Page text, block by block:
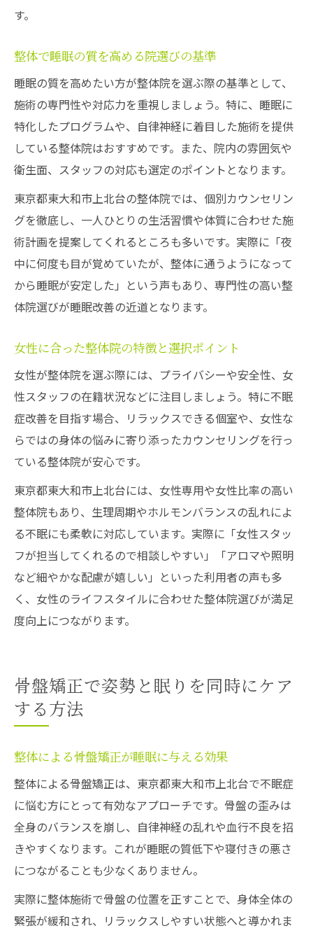
す。
整体で睡眠の質を高める院選びの基準
睡眠の質を高めたい方が整体院を選ぶ際の基準として、
施術の専門性や対応力を重視しましょう。特に、睡眠に
特化したプログラムや、自律神経に着目した施術を提供
している整体院はおすすめです。また、院内の雰囲気や
衛生面、スタッフの対応も選定のポイントとなります。
東京都東大和市上北台の整体院では、個別カウンセリン
グを徹底し、一人ひとりの生活習慣や体質に合わせた施
術計画を提案してくれるところも多いです。実際に「夜
中に何度も目が覚めていたが、整体に通うようになって
から睡眠が安定した」という声もあり、専門性の高い整
体院選びが睡眠改善の近道となります。
女性に合った整体院の特徴と選択ポイント
女性が整体院を選ぶ際には、プライバシーや安全性、女
性スタッフの在籍状況などに注目しましょう。特に不眠
症改善を目指す場合、リラックスできる個室や、女性な
らではの身体の悩みに寄り添ったカウンセリングを行っ
ている整体院が安心です。
東京都東大和市上北台には、女性専用や女性比率の高い
整体院もあり、生理周期やホルモンバランスの乱れによ
る不眠にも柔軟に対応しています。実際に「女性スタッ
フが担当してくれるので相談しやすい」「アロマや照明
など細やかな配慮が嬉しい」といった利用者の声も多
く、女性のライフスタイルに合わせた整体院選びが満足
度向上につながります。
骨盤矯正で姿勢と眠りを同時にケア
する方法
整体による骨盤矯正が睡眠に与える効果
整体による骨盤矯正は、東京都東大和市上北台で不眠症
に悩む方にとって有効なアプローチです。骨盤の歪みは
全身のバランスを崩し、自律神経の乱れや血行不良を招
きやすくなります。これが睡眠の質低下や寝付きの悪さ
につながることも少なくありません。
実際に整体施術で骨盤の位置を正すことで、身体全体の
緊張が緩和され、リラックスしやすい状態へと導かれま